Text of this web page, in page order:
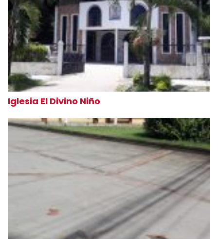
Iglesia El Divino Niño